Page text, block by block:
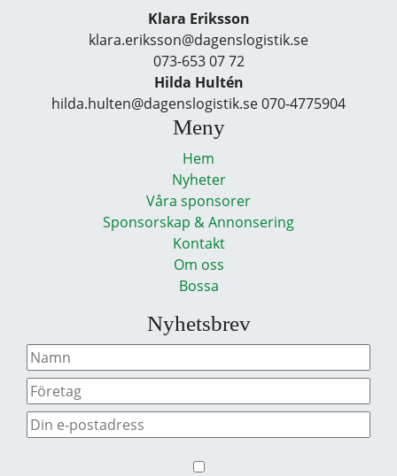
Klara Eriksson
klara.eriksson@dagenslogistik.se
073-653 07 72
Hilda Hultén
hilda.hulten@dagenslogistik.se 070-4775904
Meny
Hem
Nyheter
Våra sponsorer
Sponsorskap & Annonsering
Kontakt
Om oss
Bossa
Nyhetsbrev